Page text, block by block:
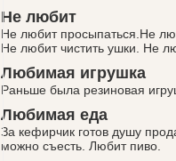
Не любит
Не любит просыпаться.Не
Не любит чистить ушки. Не
Любимая игрушка
Раньше была резиновая
Любимая еда
За кефирчик готов душу
можно съесть. Любит пиво.